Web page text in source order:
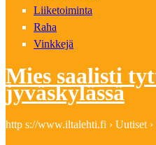
Liiketoiminta
Raha
Vinkkejä
Mies saalisti
jyväskylässä
http s://www.iltalehti.fi › Uutiset